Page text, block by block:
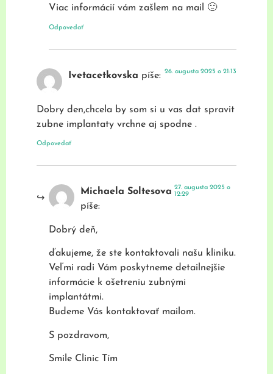
Viac informácií vám zašlem na mail 🙂
Odpovedať
Ivetacetkovska píše: 26. augusta 2025 o 21:13
Dobry den,chcela by som si u vas dat spravit
zubne implantaty vrchne aj spodne .
Odpovedať
Michaela Soltesova
píše:
27. augusta 2025 o
12:29
Dobrý deň,
ďakujeme, že ste kontaktovali našu kliniku.
Veľmi radi Vám poskytneme detailnejšie
informácie k ošetreniu zubnými
implantátmi.
Budeme Vás kontaktovať mailom.
S pozdravom,
Smile Clinic Tím